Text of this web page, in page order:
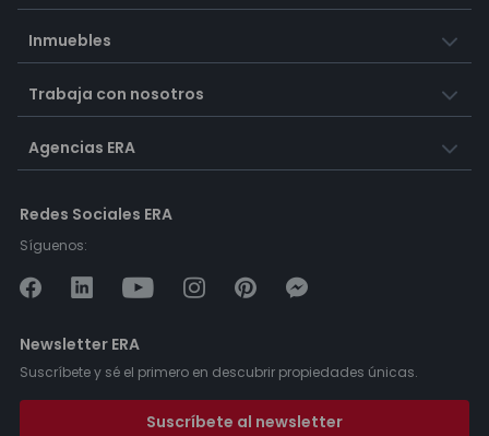
Inmuebles
Trabaja con nosotros
Agencias ERA
Redes Sociales ERA
Síguenos:
Newsletter ERA
Suscríbete y sé el primero en descubrir propiedades únicas.
Suscríbete al newsletter